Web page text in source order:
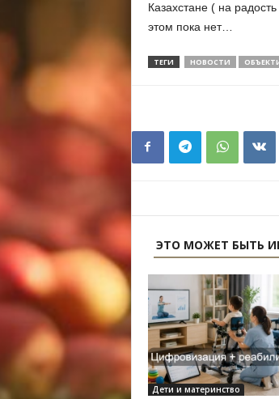
Казахстане ( на
этом пока нет…
ТЕГИ НОВОСТИ
ЭТО МОЖЕТ БЫТЬ
Дети и материнство